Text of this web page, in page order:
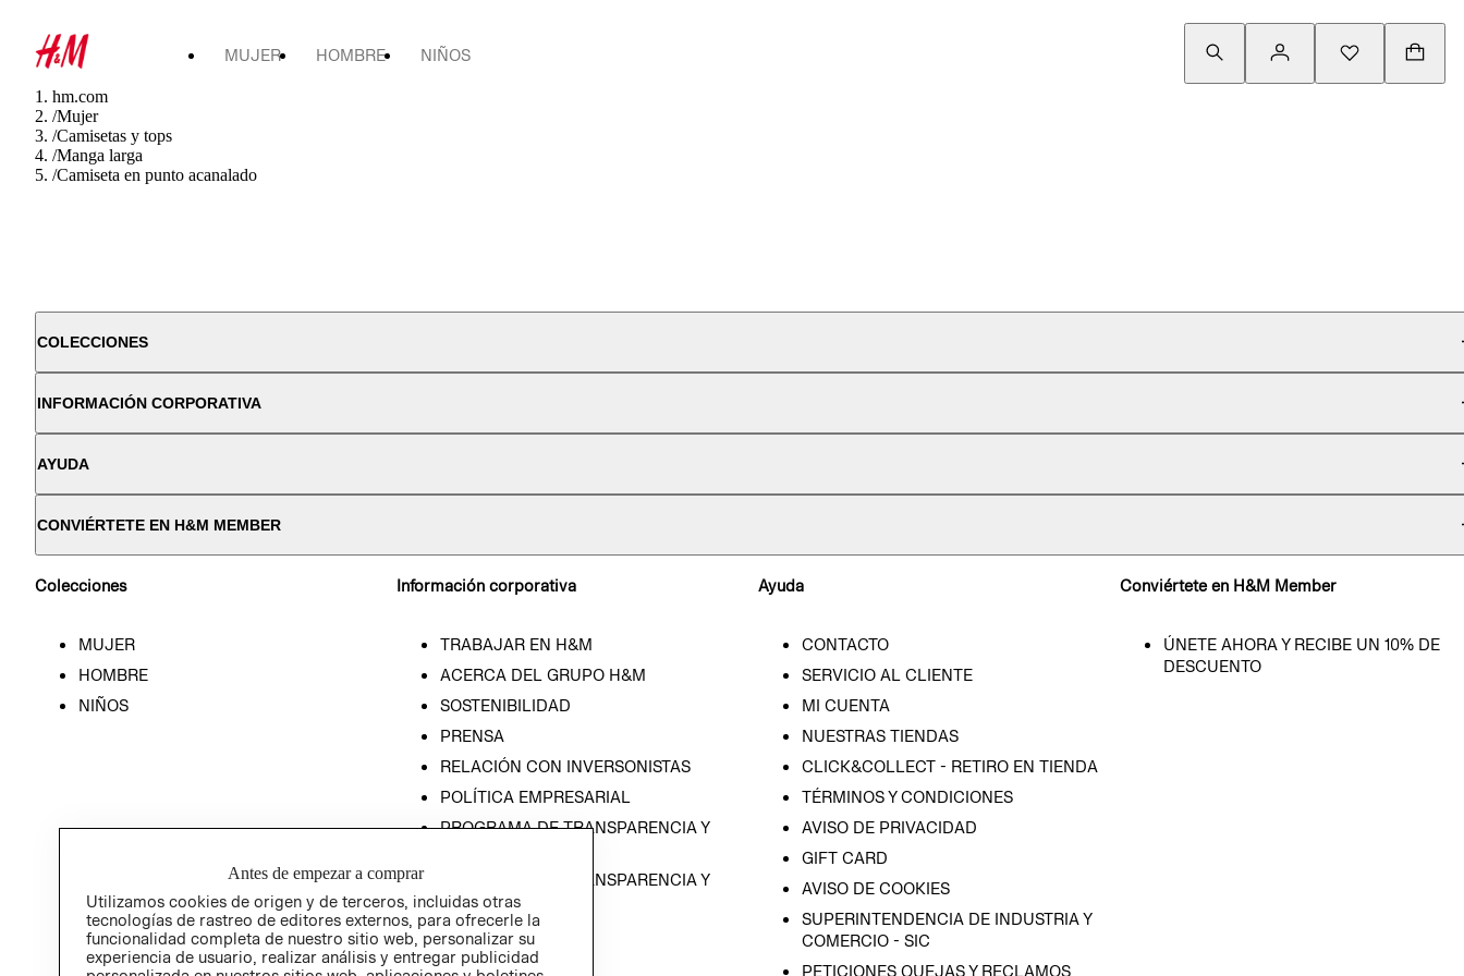
MUJER HOMBRE NIÑOS
hm.com
/Mujer
/Camisetas y tops
/Manga larga
/Camiseta en punto acanalado
COLECCIONES
INFORMACIÓN CORPORATIVA
AYUDA
CONVIÉRTETE EN H&M MEMBER
Colecciones
MUJER
HOMBRE
NIÑOS
Información corporativa
TRABAJAR EN H&M
ACERCA DEL GRUPO H&M
SOSTENIBILIDAD
PRENSA
RELACIÓN CON INVERSONISTAS
POLÍTICA EMPRESARIAL
PROGRAMA DE TRANSPARENCIA Y
PROGRAMA DE TRANSPARENCIA Y
ÉTICA (INGLÉS)
Ayuda
CONTACTO
SERVICIO AL CLIENTE
MI CUENTA
NUESTRAS TIENDAS
CLICK&COLLECT - RETIRO EN TIENDA
TÉRMINOS Y CONDICIONES
AVISO DE PRIVACIDAD
GIFT CARD
AVISO DE COOKIES
SUPERINTENDENCIA DE INDUSTRIA Y
COMERCIO - SIC
PETICIONES QUEJAS Y RECLAMOS
Conviértete en H&M Member
ÚNETE AHORA Y RECIBE UN 10% DE
DESCUENTO
Antes de empezar a comprar
Utilizamos cookies de origen y de terceros, incluidas otras
tecnologías de rastreo de editores externos, para ofrecerle la
funcionalidad completa de nuestro sitio web, personalizar su
experiencia de usuario, realizar análisis y entregar publicidad